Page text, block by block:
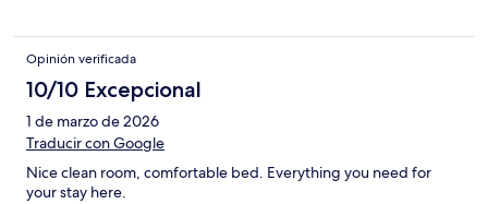
Opinión verificada
10/10 Excepcional
1 de marzo de 2026
Traducir con Google
Nice clean room, comfortable bed. Everything you need for
your stay here.